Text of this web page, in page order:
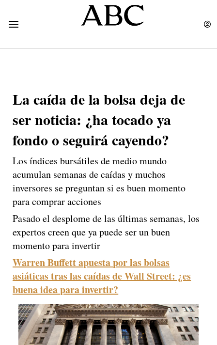
La caída de la bolsa deja de
ser noticia: ¿ha tocado ya
fondo o seguirá cayendo?
Los índices bursátiles de medio mundo
acumulan semanas de caídas y muchos
inversores se preguntan si es buen momento
para comprar acciones
Pasado el desplome de las últimas semanas, los
expertos creen que ya puede ser un buen
momento para invertir
Warren Buffett apuesta por las bolsas
asiáticas tras las caídas de Wall Street: ¿es
buena idea para invertir?